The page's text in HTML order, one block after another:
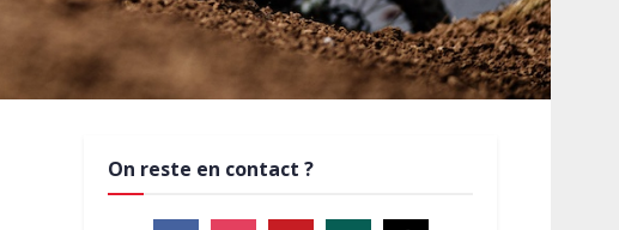
On reste en contact ?